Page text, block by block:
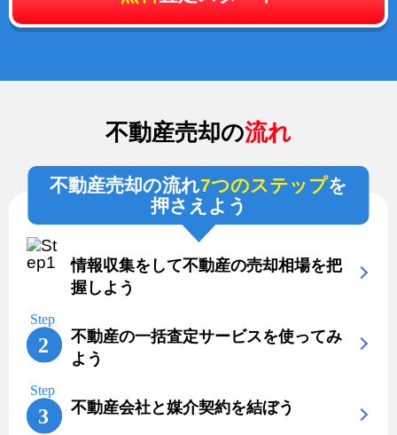
不動産売却の流れ
不動産売却の流れ7つのステップを
押さえよう
情報収集をして不動産の売却相場を把
握しよう
不動産の一括査定サービスを使ってみ
よう
不動産会社と媒介契約を結ぼう